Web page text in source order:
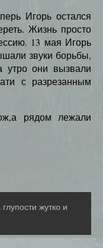
Игорь остался
Жизнь просто
13 мая Игорь
звуки борьбы,
утро они вызвали
с разрезанным
рядом лежали
жутко и